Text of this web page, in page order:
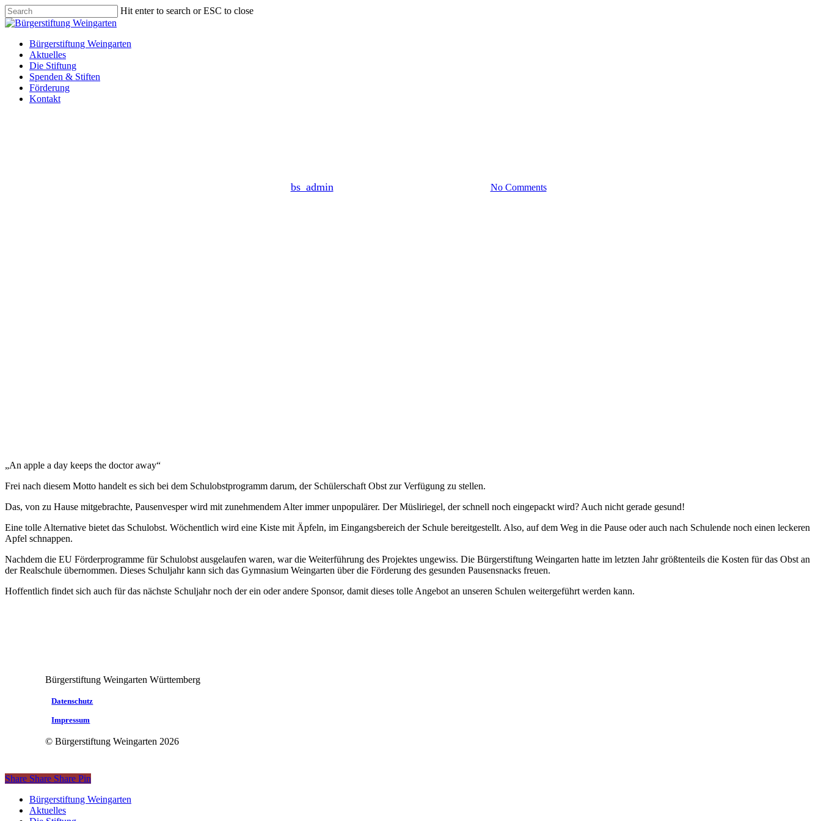
Skip
to
content
Hit enter to search or ESC to close
Close
Menu
Bürgerstiftung Weingarten
Aktuelles
Die Stiftung
Spenden & Stiften
Förderung
Kontakt
bs_admin No Comments
„An apple a day keeps the doctor away“
Frei nach diesem Motto handelt es sich bei dem Schulobstprogramm darum, der Schülerschaft Obst zur Verfügung zu stellen.
Das, von zu Hause mitgebrachte, Pausenvesper wird mit zunehmendem Alter immer unpopulärer. Der Müsliriegel, der schnell noch eingepackt wird? Auch nicht gerade gesund!
Eine tolle Alternative bietet das Schulobst. Wöchentlich wird eine Kiste mit Äpfeln, im Eingangsbereich der Schule bereitgestellt. Also, auf dem Weg in die Pause oder auch nach Schulende noch einen leckeren
Apfel schnappen.
Nachdem die EU Förderprogramme für Schulobst ausgelaufen waren, war die Weiterführung des Projektes ungewiss. Die Bürgerstiftung Weingarten hatte im letzten Jahr größtenteils die Kosten für das Obst an
der Realschule übernommen. Dieses Schuljahr kann sich das Gymnasium Weingarten über die Förderung des gesunden Pausensnacks freuen.
Hoffentlich findet sich auch für das nächste Schuljahr noch der ein oder andere Sponsor, damit dieses tolle Angebot an unseren Schulen weitergeführt werden kann.
Bürgerstiftung Weingarten Württemberg
Datenschutz
Impressum
© Bürgerstiftung Weingarten 2026
Share Share Share Pin
Close
Menu
Bürgerstiftung Weingarten
Aktuelles